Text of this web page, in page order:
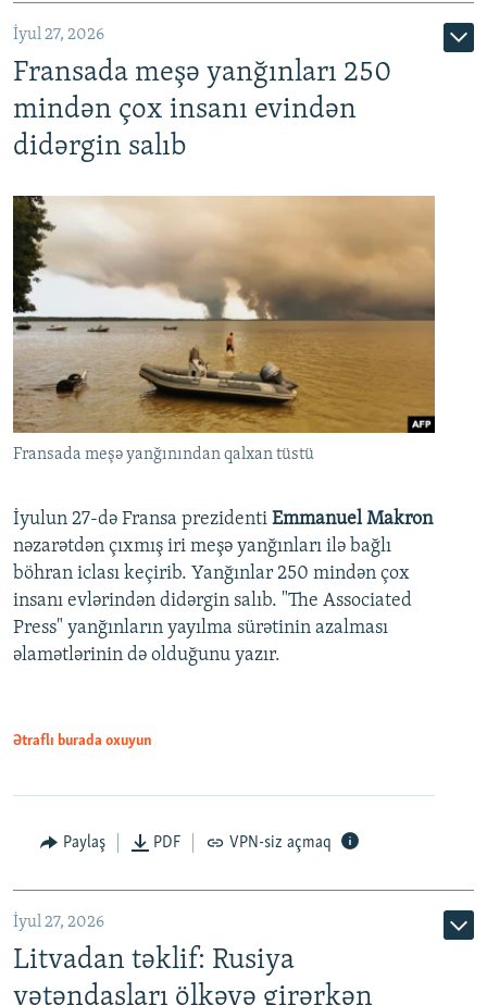
İyul 27, 2026
Fransada meşə yanğınları 250
mindən çox insanı evindən
didərgin salıb
Fransada meşə yanğınından qalxan tüstü
İyulun 27-də Fransa prezidenti Emmanuel Makron
nəzarətdən çıxmış iri meşə yanğınları ilə bağlı
böhran iclası keçirib. Yanğınlar 250 mindən çox
insanı evlərindən didərgin salıb. "The Associated
Press" yanğınların yayılma sürətinin azalması
əlamətlərinin də olduğunu yazır.
Ətraflı burada oxuyun
Paylaş PDF VPN-siz açmaq
İyul 27, 2026
Litvadan təklif: Rusiya
vətəndaşları ölkəyə girərkən